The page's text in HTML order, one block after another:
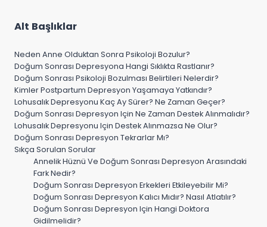
Alt Başlıklar
Neden Anne Olduktan Sonra Psikoloji Bozulur?
Doğum Sonrası Depresyona Hangi Sıklıkta Rastlanır?
Doğum Sonrası Psikoloji Bozulması Belirtileri Nelerdir?
Kimler Postpartum Depresyon Yaşamaya Yatkındır?
Lohusalık Depresyonu Kaç Ay Sürer? Ne Zaman Geçer?
Doğum Sonrası Depresyon Için Ne Zaman Destek Alınmalıdır?
Lohusalık Depresyonu Için Destek Alınmazsa Ne Olur?
Doğum Sonrası Depresyon Tekrarlar Mı?
Sıkça Sorulan Sorular
Annelik Hüznü Ve Doğum Sonrası Depresyon Arasındaki
Fark Nedir?
Doğum Sonrası Depresyon Erkekleri Etkileyebilir Mi?
Doğum Sonrası Depresyon Kalıcı Mıdır? Nasıl Atlatılır?
Doğum Sonrası Depresyon Için Hangi Doktora
Gidilmelidir?